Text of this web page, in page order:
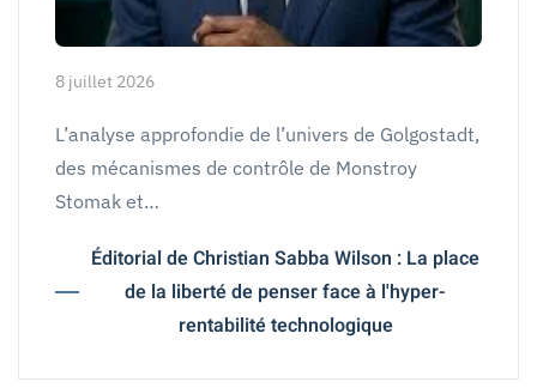
8 juillet 2026
L’analyse approfondie de l’univers de Golgostadt,
des mécanismes de contrôle de Monstroy
Stomak et…
Éditorial de Christian Sabba Wilson : La place
de la liberté de penser face à l'hyper-
rentabilité technologique